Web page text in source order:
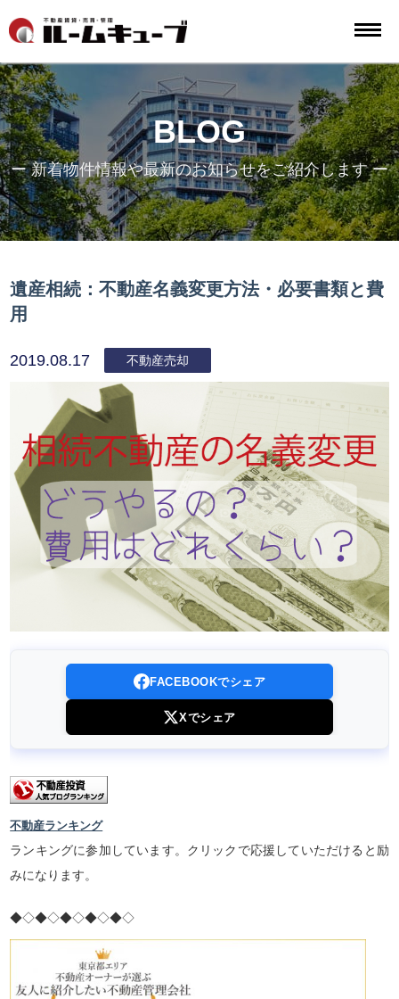
BLOG
ー 新着物件情報や最新のお知らせをご紹介します ー
遺産相続：不動産名義変更方法・必要書類と費
用
2019.08.17 不動産売却
FACEBOOKでシェア
Xでシェア
不動産ランキング
ランキングに参加しています。クリックで応援していただけると励
みになります。
◆◇◆◇◆◇◆◇◆◇